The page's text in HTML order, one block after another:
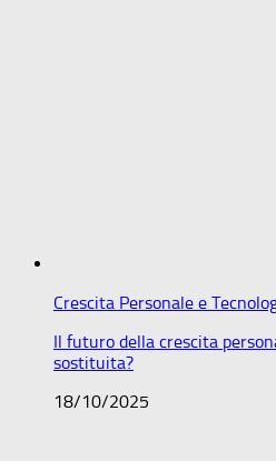
Crescita Personale e
Il futuro della crescita
sostituita?
18/10/2025